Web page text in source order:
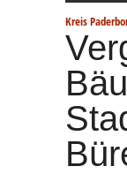
Kreis